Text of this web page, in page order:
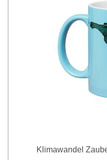
Klimawandel